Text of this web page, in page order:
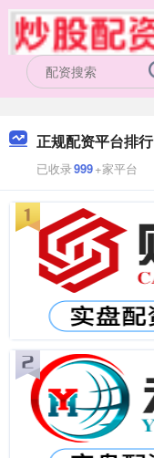
正规配资平台排行
已收录999+家平台